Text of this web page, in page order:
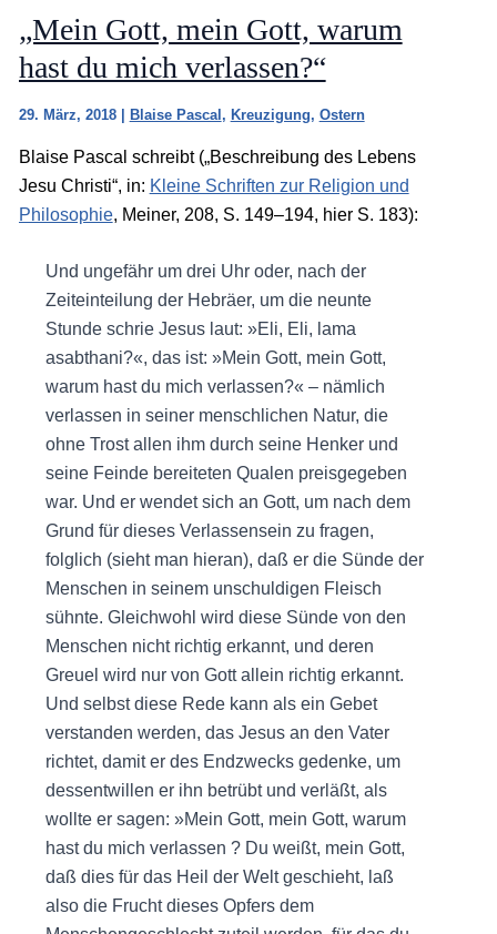
„Mein Gott, mein Gott, warum
hast du mich verlassen?“
29. März, 2018 Blaise Pascal , Kreuzigung, Ostern
Blaise Pascal schreibt („Beschreibung des Lebens
Jesu Christi“, in: Kleine Schriften zur Religion und
Philosophie, Meiner, 208, S. 149–194, hier S. 183):
Und ungefähr um drei Uhr oder, nach der
Zeiteinteilung der Hebräer, um die neunte
Stunde schrie Jesus laut: »Eli, Eli, lama
asabthani?«, das ist: »Mein Gott, mein Gott,
warum hast du mich verlassen?« – nämlich
verlassen in seiner menschlichen Natur, die
ohne Trost allen ihm durch seine Henker und
seine Feinde bereiteten Qualen preisgegeben
war. Und er wendet sich an Gott, um nach dem
Grund für dieses Verlassensein zu fragen,
folglich (sieht man hieran), daß er die Sünde der
Menschen in seinem unschuldigen Fleisch
sühnte. Gleichwohl wird diese Sünde von den
Menschen nicht richtig erkannt, und deren
Greuel wird nur von Gott allein richtig erkannt.
Und selbst diese Rede kann als ein Gebet
verstanden werden, das Jesus an den Vater
richtet, damit er des Endzwecks gedenke, um
dessentwillen er ihn betrübt und verläßt, als
wollte er sagen: »Mein Gott, mein Gott, warum
hast du mich verlassen ? Du weißt, mein Gott,
daß dies für das Heil der Welt geschieht, laß
also die Frucht dieses Opfers dem